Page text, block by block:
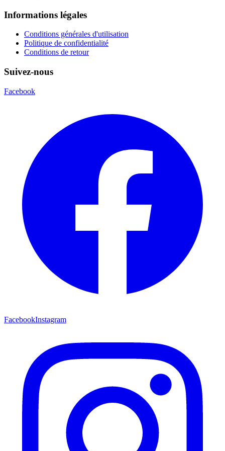
Informations légales
Conditions générales d'utilisation
Politique de confidentialité
Conditions de retour
Suivez-nous
Facebook
FacebookInstagram